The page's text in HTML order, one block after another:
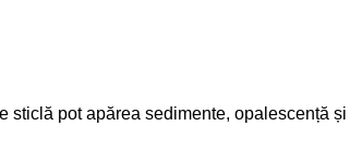
pot apărea sedimente, opalescență